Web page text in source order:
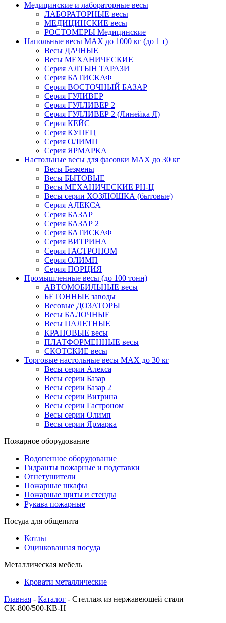
Медицинские и лабораторные весы
ЛАБОРАТОРНЫЕ весы
МЕДИЦИНСКИЕ весы
РОСТОМЕРЫ Медицинские
Напольные весы MAX до 1000 кг (до 1 т)
Весы ДАЧНЫЕ
Весы МЕХАНИЧЕСКИЕ
Серия АЛТЫН ТАРАЗИ
Серия БАТИСКАФ
Серия ВОСТОЧНЫЙ БАЗАР
Серия ГУЛИВЕР
Серия ГУЛЛИВЕР 2
Серия ГУЛЛИВЕР 2 (Линейка Л)
Серия КЕЙС
Серия КУПЕЦ
Серия ОЛИМП
Серия ЯРМАРКА
Настольные весы для фасовки MAX до 30 кг
Весы Безмены
Весы БЫТОВЫЕ
Весы МЕХАНИЧЕСКИЕ РН-Ц
Весы серии ХОЗЯЮШКА (бытовые)
Серия АЛЕКСА
Серия БАЗАР
Серия БАЗАР 2
Серия БАТИСКАФ
Серия ВИТРИНА
Серия ГАСТРОНОМ
Серия ОЛИМП
Серия ПОРЦИЯ
Промышленные весы (до 100 тонн)
АВТОМОБИЛЬНЫЕ весы
БЕТОННЫЕ заводы
Весовые ДОЗАТОРЫ
Весы БАЛОЧНЫЕ
Весы ПАЛЕТНЫЕ
КРАНОВЫЕ весы
ПЛАТФОРМЕННЫЕ весы
СКОТСКИЕ весы
Торговые настольные весы MAX до 30 кг
Весы серии Алекса
Весы серии Базар
Весы серии Базар 2
Весы серии Витрина
Весы серии Гастроном
Весы серии Олимп
Весы серии Ярмарка
Пожарное оборудование
Водопенное оборудование
Гидранты пожарные и подставки
Огнетушители
Пожарные шкафы
Пожарные щиты и стенды
Рукава пожарные
Посуда для общепита
Котлы
Оцинкованная посуда
Металлическая мебель
Кровати металлические
Главная - Каталог - Стеллаж из нержавеющей стали
СК-800/500-КВ-Н